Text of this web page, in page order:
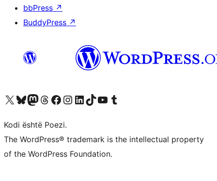
bbPress ↗
BuddyPress ↗
Vizitoni llogarinë tonë X (ish Twitter)
Vizitoni llogarinë tonë Bluesky
Vizitoni llogarinë tonë Mastodon
Vizitoni llogarinë tonë Threads
Vizitoni faqen tonë në Facebook
Vizitoni llogarinë tonë Instagram
Vizitoni llogarinë tonë LinkedIn
Vizitoni llogarinë tonë TikTok
Vizitoni kanalin tonë YouTube
Vizitoni llogarinë tonë Tumblr
Kodi është Poezi.
The WordPress® trademark is the intellectual property
of the WordPress Foundation.